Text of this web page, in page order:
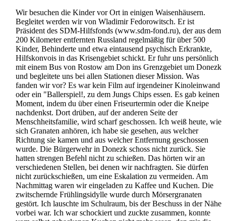
Wir besuchen die Kinder vor Ort in einigen Waisenhäusern.
Begleitet werden wir von Wladimir Fedorowitsch. Er ist
Präsident des SDM-Hilfsfonds (www.sdm-fond.ru), der aus dem
200 Kilometer entfernten Russland regelmäßig für über 500
Kinder, Behinderte und etwa eintausend psychisch Erkrankte,
Hilfskonvois in das Krisengebiet schickt. Er fuhr uns persönlich
mit einem Bus von Rostow am Don ins Grenzgebiet um Donezk
und begleitete uns bei allen Stationen dieser Mission. Was
fanden wir vor? Es war kein Film auf irgendeiner Kinoleinwand
oder ein "Ballerspiel!, zu dem Jungs Chips essen. Es gab keinen
Moment, indem du über einen Friseur­termin oder die Kneipe
nachdenkst. Dort drüben, auf der anderen Seite der
Menschheitsfamilie, wird scharf geschossen. Ich weiß heute, wie
sich Granaten anhören, ich habe sie gesehen, aus welcher
Richtung sie kamen und aus welcher Entfernung geschossen
wurde. Die Bürgerwehr in Donezk schoss nicht zurück. Sie
hatten strengen Befehl nicht zu schießen. Das hörten wir an
verschiedenen Stellen, bei denen wir nachfragten. Sie dürfen
nicht zurückschießen, um eine Eskalation zu vermeiden. Am
Nachmittag waren wir eingeladen zu Kaffee und Kuchen. Die
zwitschernde Frühlings­idylle wurde durch Mörser­granaten
gestört. Ich lauschte im Schulraum, bis der Beschuss in der Nähe
vorbei war. Ich war schockiert und zuckte zusammen, konnte